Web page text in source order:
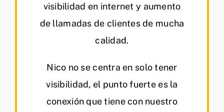
visibilidad en internet y aumento
de llamadas de clientes de mucha
calidad.
Nico no se centra en solo tener
visibilidad, el punto fuerte es la
conexión que tiene con nuestro